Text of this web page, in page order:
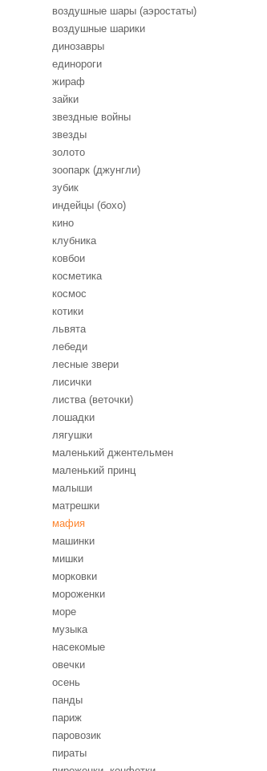
воздушные шары (аэростаты)
воздушные шарики
динозавры
единороги
жираф
зайки
звездные войны
звезды
золото
зоопарк (джунгли)
зубик
индейцы (бохо)
кино
клубника
ковбои
косметика
космос
котики
львята
лебеди
лесные звери
лисички
листва (веточки)
лошадки
лягушки
маленький джентельмен
маленький принц
малыши
матрешки
мафия
машинки
мишки
морковки
мороженки
море
музыка
насекомые
овечки
осень
панды
париж
паровозик
пираты